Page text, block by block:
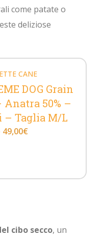
come patate o
deliziose
CANE
DOG Grain
Anatra 50% –
Taglia M/L
49,00€
cibo secco, un